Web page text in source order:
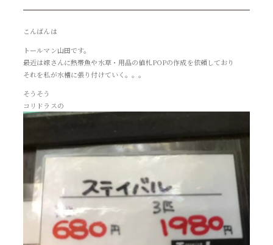
こんばんは
トールマン山田です。
最近は嫁さんに熱帯魚や水草・用品の値札POPの作成を依頼しており
それを私が水槽に張り付けていく。。。
そうそう
コリドラスの